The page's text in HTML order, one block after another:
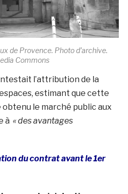
de Provence. Photo d’archive.
Commons
l’attribution de la
estimant que cette
le marché public aux
à « des avantages
du contrat avant le 1er